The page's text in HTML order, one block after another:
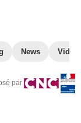
News
par